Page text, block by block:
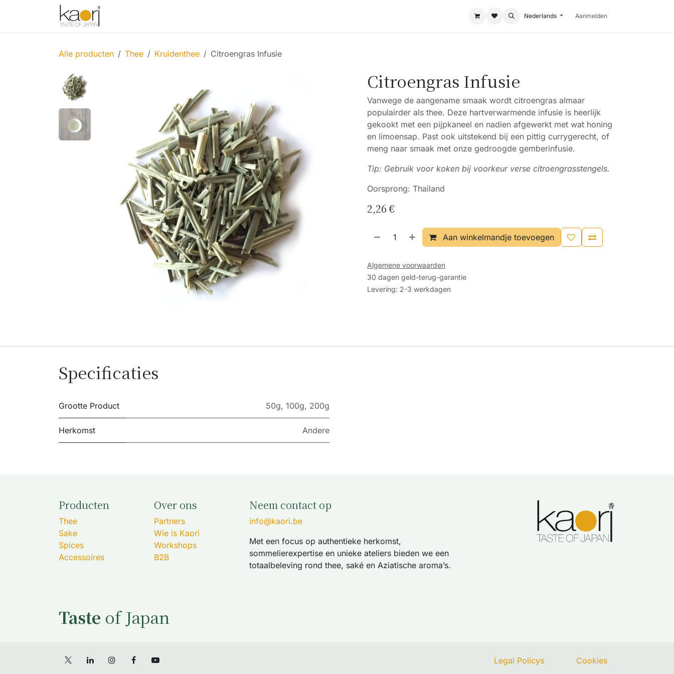
Overslaan naar inhoud
Nederlands Aanmelden
Alle producten Thee Kruidenthee Citroengras Infusie
Citroengras Infusie
Vanwege de aangename smaak wordt citroengras almaar
populairder als thee. Deze hartverwarmende infusie is heerlijk
gekookt met een pijpkaneel en nadien afgewerkt met wat honing
en limoensap. Past ook uitstekend bij een pittig currygerecht, of
meng naar smaak met onze gedroogde gemberinfusie.
Tip: Gebruik voor koken bij voorkeur verse citroengrasstengels.
Oorsprong: Thailand
2,26€
Aan winkelmandje toevoegen
Algemene voorwaarden
30 dagen geld-terug-garantie
Levering: 2-3 werkdagen
Specificaties
Grootte Product 50g, 100g, 200g
Herkomst Andere
Producten
Thee
Sake
Spices
Accessoires
Over ons
Partners
Wie is Kaori
Workshops
B2B
Neem contact op
info@kaori.be
Met een focus op authentieke herkomst,
sommelierexpertise en unieke ateliers bieden we een
totaalbeleving rond thee, saké en Aziatische aroma’s.
Taste of Japan
Legal Policys Cookies